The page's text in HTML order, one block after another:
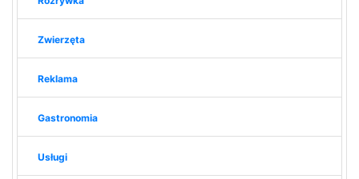
Zwierzęta
Reklama
Gastronomia
Usługi